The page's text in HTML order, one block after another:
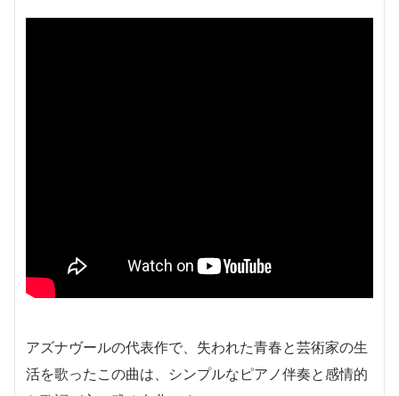
アズナヴールの代表作で、失われた青春と芸術家の生
活を歌ったこの曲は、シンプルなピアノ伴奏と感情的